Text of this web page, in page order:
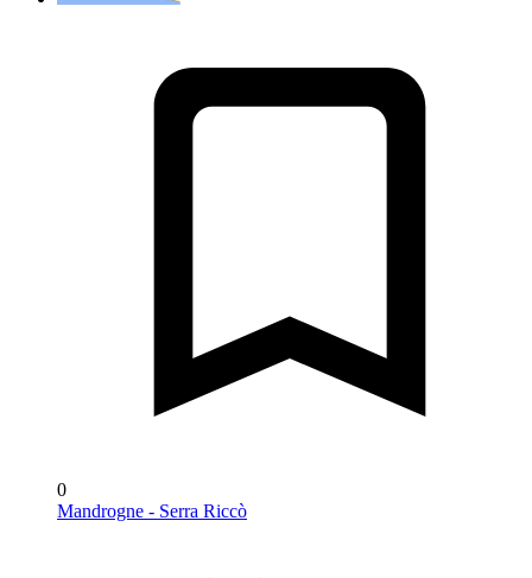
0
Mandrogne - Serra Riccò